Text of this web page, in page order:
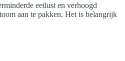
eetlust en verhoogd
aan te pakken. Het is belangrijk